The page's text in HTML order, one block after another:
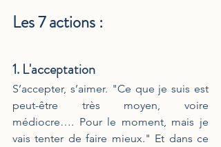
Les 7 actions :
1. L'acceptation
S’accepter, s’aimer. "Ce que je suis est
peut-être très moyen, voire
médiocre…. Pour le moment, mais je
vais tenter de faire mieux." Et dans ce